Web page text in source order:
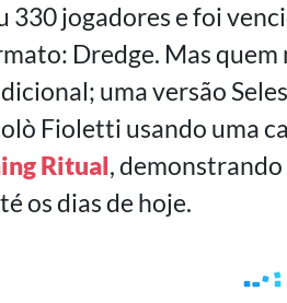
jogadores e foi
Dredge. Mas quem
uma versão
Fioletti usando uma
Ritual, demonstrando
os dias de hoje.